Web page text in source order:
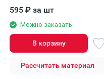
595 ₽ за шт
Можно заказать
В корзину
Рассчитать материал